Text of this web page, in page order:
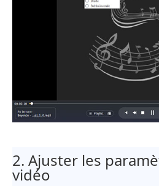
2. Ajuster les
vidéo